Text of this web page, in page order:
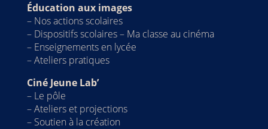
Éducation aux images
– Nos actions scolaires
– Dispositifs scolaires – Ma classe au cinéma
– Enseignements en lycée
–Ateliers pratiques
Ciné Jeune Lab’
– Le pôle
–Ateliers et projections
– Soutien à la création